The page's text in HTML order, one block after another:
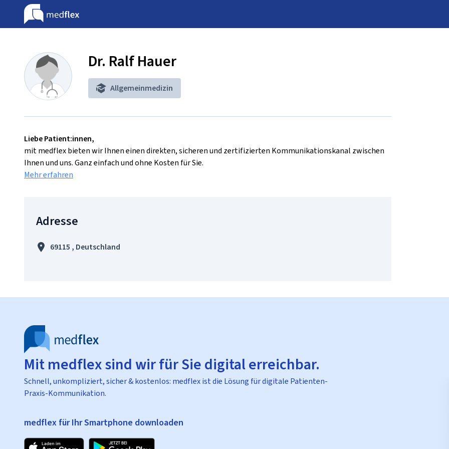
Dr. Ralf Hauer
Allgemeinmedizin
Liebe Patient:innen,
mit medflex bieten wir Ihnen einen direkten, sicheren und zertifizierten Kommunikationskanal zwischen
Ihnen und uns. Ganz einfach und ohne Kosten für Sie.
Mehr erfahren
Adresse
69115 , Deutschland
Mit medflex sind wir für Sie digital erreichbar.
Schnell, unkompliziert, sicher & kostenlos: medflex ist die Lösung für digitale Patienten-
Praxis-Kommunikation.
medflex für Ihr Smartphone downloaden